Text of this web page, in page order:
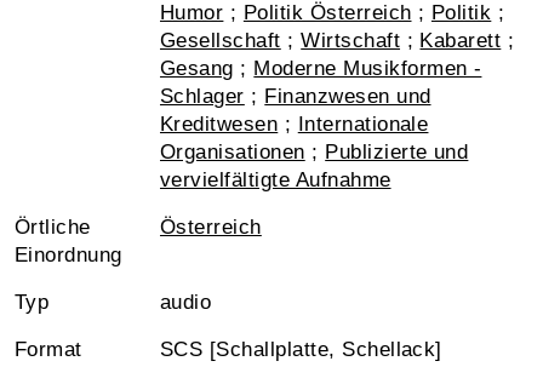
Humor ; Politik Österreich ; Politik ;
Gesellschaft ;Wirtschaft ; Kabarett ;
Gesang ; Moderne Musikformen -
Schlager ; Finanzwesen und
Kreditwesen ; Internationale
Organisationen ; Publizierte und
vervielfältigte Aufnahme
Örtliche
Einordnung
Österreich
Typ audio
Format SCS [Schallplatte, Schellack]